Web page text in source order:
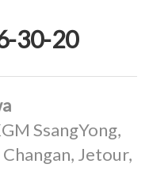
30-20
SsangYong,
Jetour,